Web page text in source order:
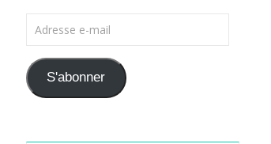
Adresse e-mail
S'abonner